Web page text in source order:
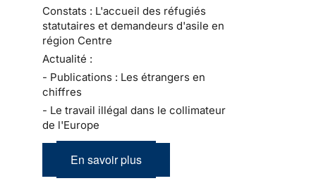
Constats : L'accueil des réfugiés
statutaires et demandeurs d'asile en
région Centre
Actualité :
- Publications : Les étrangers en
chiffres
- Le travail illégal dans le collimateur
de l'Europe
En savoir plus